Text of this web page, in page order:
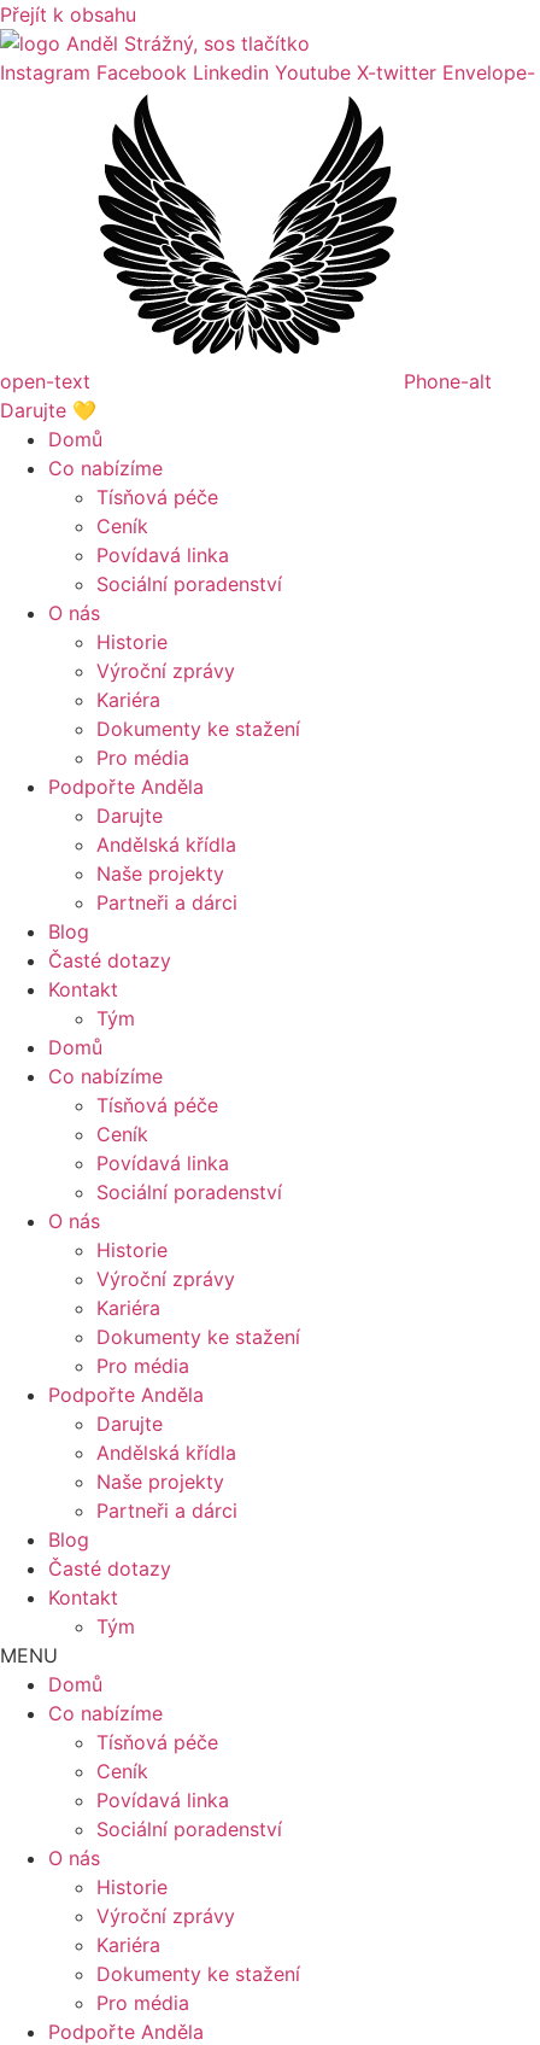
Přejít k obsahu
Instagram Facebook Linkedin Youtube X-twitter Envelope-
open-text
Phone-alt
Darujte 💛
Domů
Co nabízíme
Tísňová péče
Ceník
Povídavá linka
Sociální poradenství
O nás
Historie
Výroční zprávy
Kariéra
Dokumenty ke stažení
Pro média
Podpořte Anděla
Darujte
Andělská křídla
Naše projekty
Partneři a dárci
Blog
Časté dotazy
Kontakt
Tým
Domů
Co nabízíme
Tísňová péče
Ceník
Povídavá linka
Sociální poradenství
O nás
Historie
Výroční zprávy
Kariéra
Dokumenty ke stažení
Pro média
Podpořte Anděla
Darujte
Andělská křídla
Naše projekty
Partneři a dárci
Blog
Časté dotazy
Kontakt
Tým
MENU
Domů
Co nabízíme
Tísňová péče
Ceník
Povídavá linka
Sociální poradenství
O nás
Historie
Výroční zprávy
Kariéra
Dokumenty ke stažení
Pro média
Podpořte Anděla